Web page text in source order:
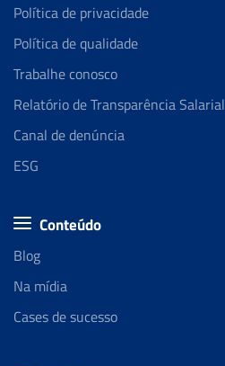
Política de privacidade
Política de qualidade
Trabalhe conosco
Relatório de Transparência Salarial
Canal de denúncia
ESG
Conteúdo
Blog
Na mídia
Cases de sucesso